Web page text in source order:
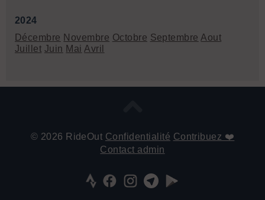
2024
Décembre Novembre Octobre Septembre Aout
Juillet Juin Mai Avril
© 2026 RideOut Confidentialité Contribuez ❤️
Contact admin